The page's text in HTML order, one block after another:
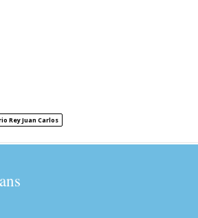
Rey Juan Carlos